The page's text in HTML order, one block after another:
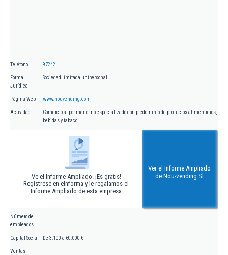
Teléfono 97242...
Forma
Jurídica
Sociedad limitada unipersonal
Página Web www.nouvending.com
Actividad
Comercio al por menor no especializado con predominio de productos alimenticios,
bebidas y tabaco
Ve el Informe Ampliado. ¡Es gratis!
Regístrese en eInforma y le regalamos el
Informe Ampliado de esta empresa
Ver el Informe Ampliado
de Nou-vending Sl
Número de
empleados
Capital Social De 3.100 a 60.000 €
Ventas